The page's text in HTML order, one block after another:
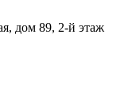
дом 89, 2-й этаж